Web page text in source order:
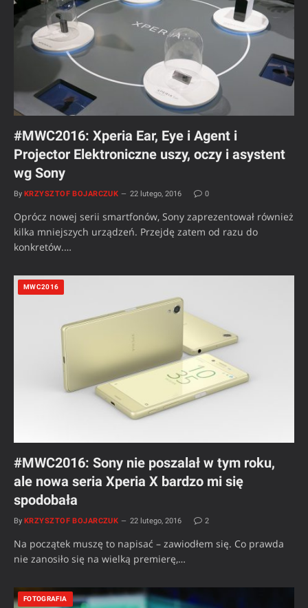
#MWC2016: Xperia Ear, Eye i Agent i
Projector Elektroniczne uszy, oczy i asystent
wg Sony
By KRZYSZTOF BOJARCZUK 22 lutego, 2016 0
Oprócz nowej serii smartfonów, Sony zaprezentował również
kilka mniejszych urządzeń. Przejdę zatem od razu do
konkretów.…
MWC2016
#MWC2016: Sony nie poszalał w tym roku,
ale nowa seria Xperia X bardzo mi się
spodobała
By KRZYSZTOF BOJARCZUK 22 lutego, 2016 2
Na początek muszę to napisać – zawiodłem się. Co prawda
nie zanosiło się na wielką premierę,…
FOTOGRAFIA